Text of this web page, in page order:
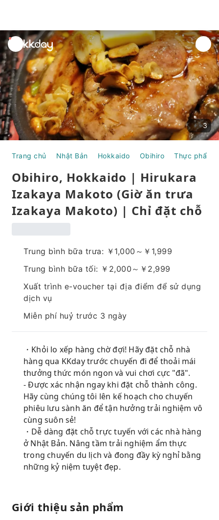
unread
notifications
3
Trang chủ Nhật Bản Hokkaido Obihiro Thực phẩm
Obihiro, Hokkaido | Hirukara
Izakaya Makoto (Giờ ăn trưa
Izakaya Makoto) | Chỉ đặt chỗ
Trung bình bữa trưa: ￥1,000～￥1,999
Trung bình bữa tối: ￥2,000～￥2,999
Xuất trình e-voucher tại địa điểm để sử dụng
dịch vụ
Miễn phí huỷ trước 3 ngày
・Khỏi lo xếp hàng chờ đợi! Hãy đặt chỗ nhà
hàng qua KKday trước chuyến đi để thoải mái
thưởng thức món ngon và vui chơi cực "đã".
- Được xác nhận ngay khi đặt chỗ thành công.
Hãy cùng chúng tôi lên kế hoạch cho chuyến
phiêu lưu sành ăn để tận hưởng trải nghiệm vô
cùng suôn sẻ!
・Dễ dàng đặt chỗ trực tuyến với các nhà hàng
ở Nhật Bản. Nâng tầm trải nghiệm ẩm thực
trong chuyến du lịch và đong đầy kỳ nghỉ bằng
những kỷ niệm tuyệt đẹp.
Giới thiệu sản phẩm